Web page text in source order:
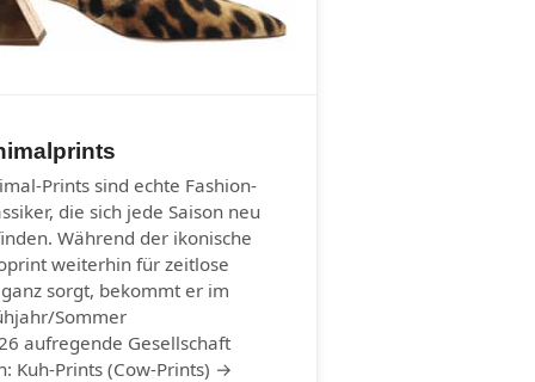
Prints sind echte Fashion-
die sich jede Saison neu
Während der ikonische
weiterhin für zeitlose
sorgt, bekommt er im
Sommer
aufregende Gesellschaft
Kuh-Prints (Cow-Prints) →